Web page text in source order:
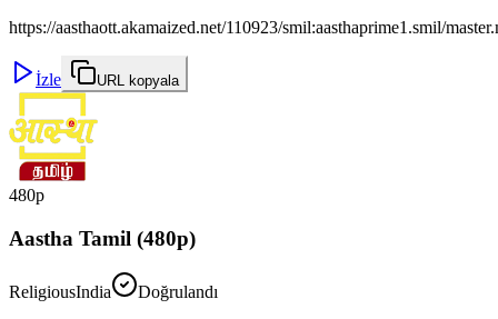
https://aasthaott.akamaized.net/110923/smil:aasthaprime1.smil/
İzle URL kopyala
480p
Aastha Tamil (480p)
ReligiousIndia
Doğrulandı